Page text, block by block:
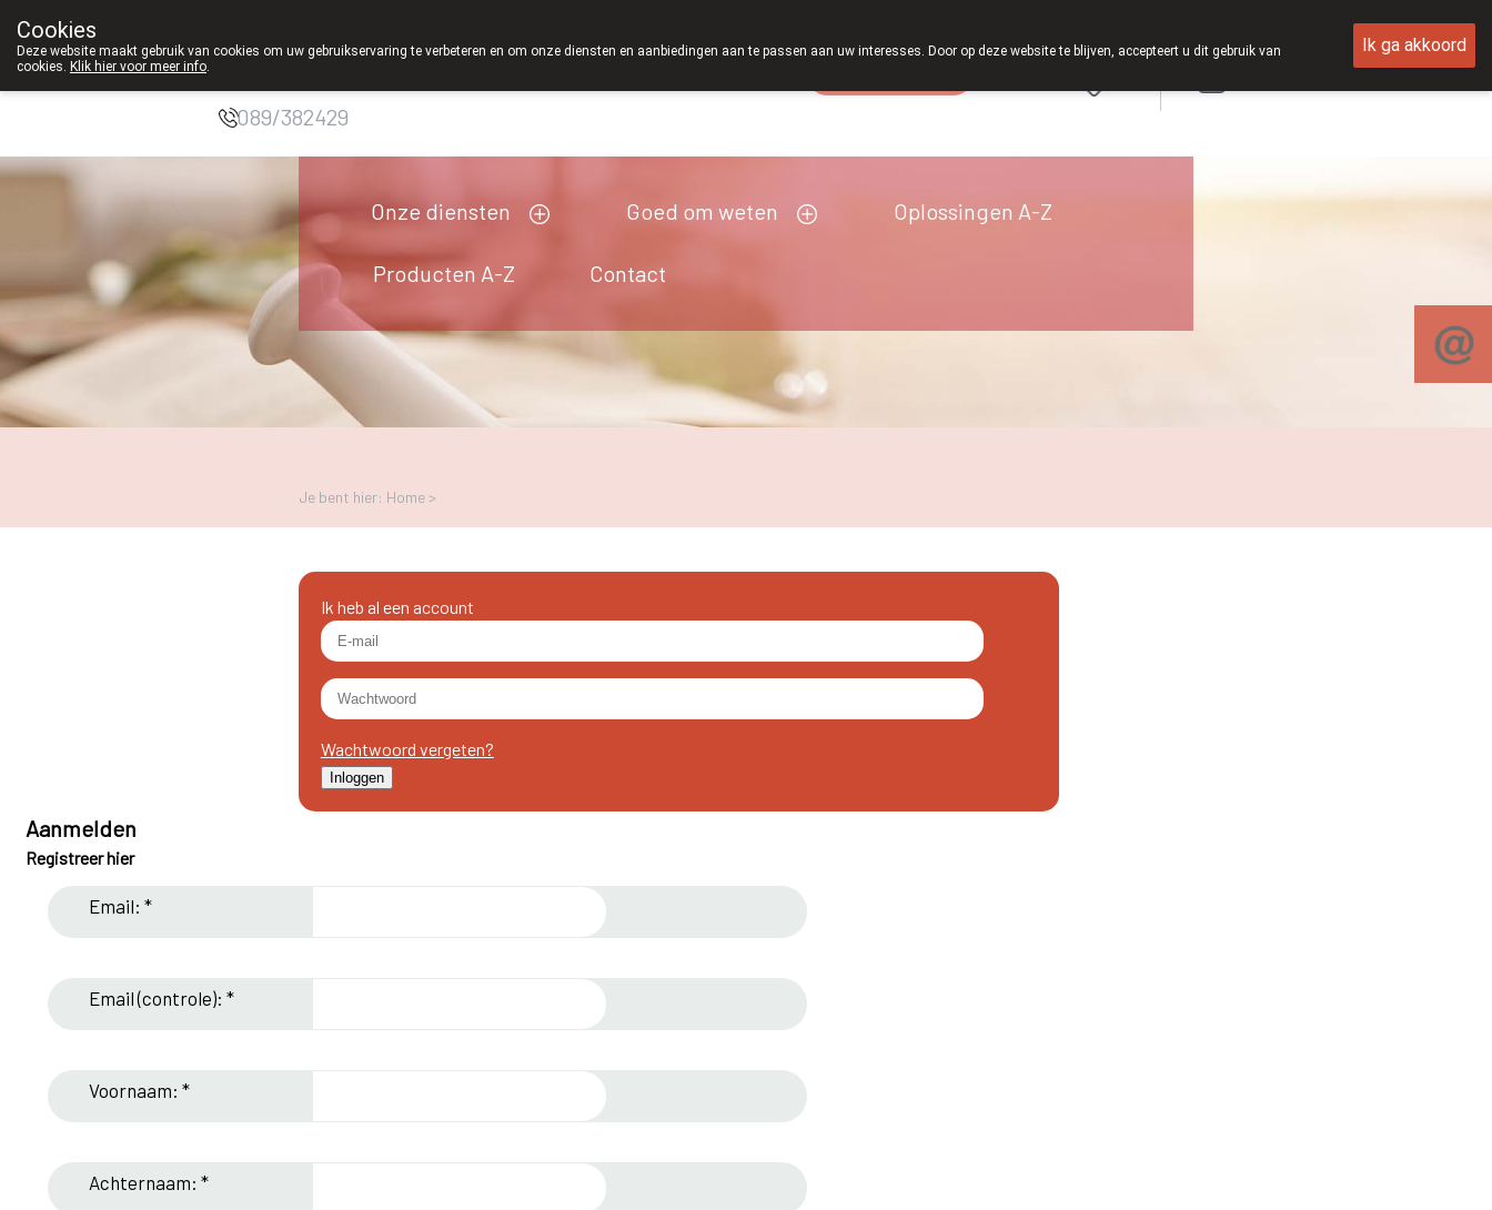
Apotheek
089/382429
Onze diensten Goed om weten Oplossingen A-Z
Producten A-Z Contact
Je bent hier: Home >
Ik heb al een account
Wachtwoord vergeten?
Aanmelden
Registreer hier
Email: *
Email (controle): *
Voornaam: *
Achternaam: *
Cookies
Deze website maakt gebruik van cookies om uw gebruikservaring te verbeteren en om onze diensten en aanbiedingen aan te passen aan uw interesses. Door op deze website te blijven, accepteert u dit gebruik van
cookies. Klik hier voor meer info.
Ik ga akkoord